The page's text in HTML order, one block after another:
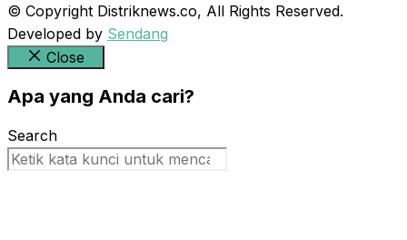
© Copyright Distriknews.co, All Rights Reserved.
Developed by Sendang
Close
Apa yang Anda cari?
Search